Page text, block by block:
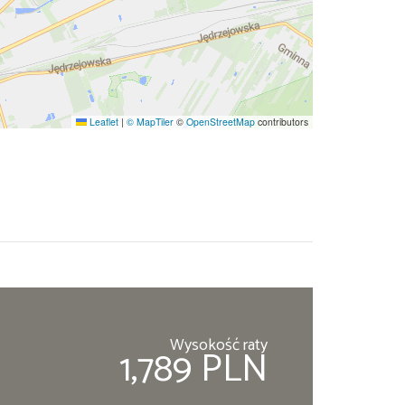
Leaflet | © MapTiler © OpenStreetMap contributors
Wysokość raty
1,789 PLN